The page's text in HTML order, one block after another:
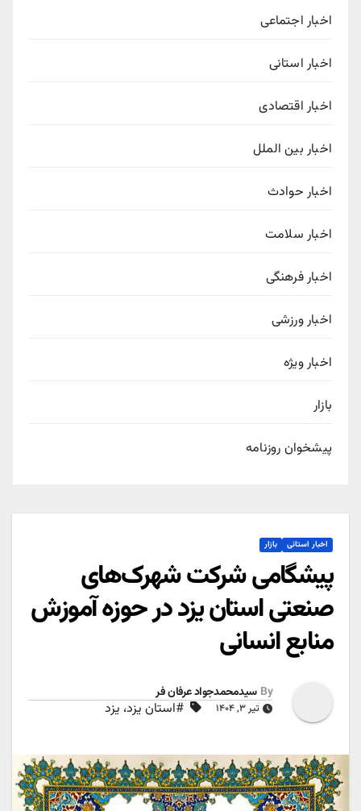
اخبار اجتماعی
اخبار استانی
اخبار اقتصادی
اخبار بین الملل
اخبار حوادث
اخبار سلامت
اخبار فرهنگی
اخبار ورزشی
اخبار ویژه
بازار
پیشخوان روزنامه
اخبار استانی بازار
پیشگامی شرکت شهرک‌های
صنعتی استان یزد در حوزه آموزش
منابع انسانی
By سیدمحمدجواد عرفان فر
تیر ۳, ۱۴۰۴ #استان یزد، یزد